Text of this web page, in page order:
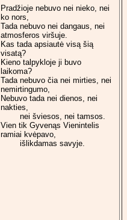
Pradžioje nebuvo nei nieko, nei
ko nors,
Tada nebuvo nei dangaus, nei
atmosferos viršuje.
Kas tada apsiautė visą šią
visatą?
Kieno talpykloje ji buvo
laikoma?
Tada nebuvo čia nei mirties, nei
nemirtingumo,
Nebuvo tada nei dienos, nei
nakties,
nei šviesos, nei tamsos.
Vien tik Gyvenąs Vienintelis
ramiai kvėpavo,
išlikdamas savyje.